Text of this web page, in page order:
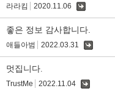
라라킴 2020.11.06
좋은 정보 감사합니다.
애들아범 2022.03.31
멋집니다.
TrustMe 2022.11.04